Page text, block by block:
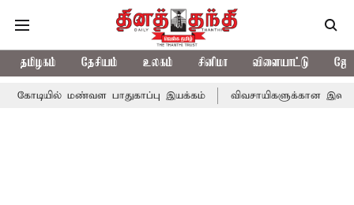
தமிழகம் தேசியம் உலகம் சினிமா விளையாட்டு
மண்வள பாதுகாப்பு இயக்கம் விவசாயிகளுக்கான இலவச